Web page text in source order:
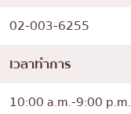
02-003-6255
เวลาทำการ
10:00 a.m.-9:00 p.m.